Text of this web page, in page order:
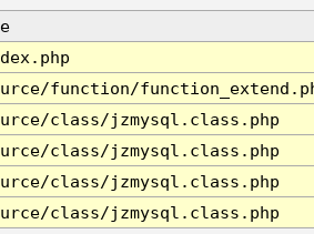
function/
class/jzmysql.class.php
class/jzmysql.class.php
class/jzmysql.class.php
class/jzmysql.class.php